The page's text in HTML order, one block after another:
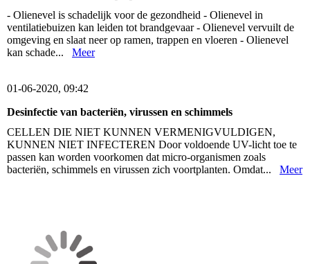
- Olienevel is schadelijk voor de gezondheid - Olienevel in
ventilatiebuizen kan leiden tot brandgevaar - Olienevel vervuilt de
omgeving en slaat neer op ramen, trappen en vloeren - Olienevel
kan schade... Meer
01-06-2020, 09:42
Desinfectie van bacteriën, virussen en schimmels
CELLEN DIE NIET KUNNEN VERMENIGVULDIGEN,
KUNNEN NIET INFECTEREN Door voldoende UV-licht toe te
passen kan worden voorkomen dat micro-organismen zoals
bacteriën, schimmels en virussen zich voortplanten. Omdat... Meer